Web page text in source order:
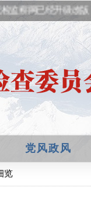
监察网已经升级改版
党风政风
览